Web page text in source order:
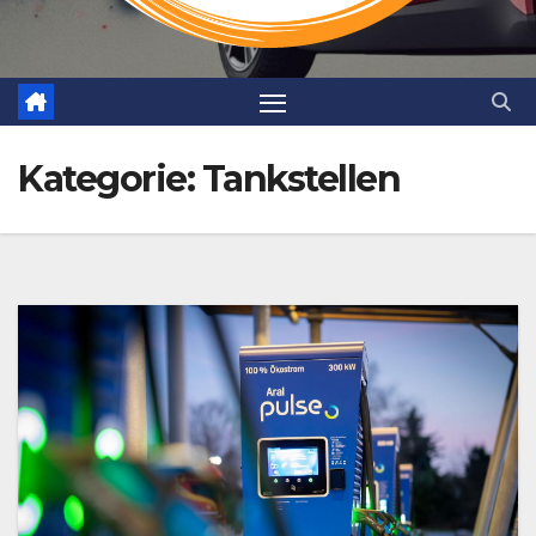
Kategorie:Tankstellen